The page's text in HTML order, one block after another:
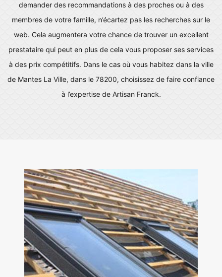
demander des recommandations à des proches ou à des
membres de votre famille, n’écartez pas les recherches sur le
web. Cela augmentera votre chance de trouver un excellent
prestataire qui peut en plus de cela vous proposer ses services
à des prix compétitifs. Dans le cas où vous habitez dans la ville
de Mantes La Ville, dans le 78200, choisissez de faire confiance
à l’expertise de Artisan Franck.